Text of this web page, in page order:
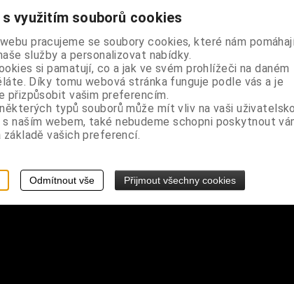
50% polyester
za krkem zdoben hroty stříbrné barvy, dvě svislé
vzorem, po straně zapínání na zip, na sukni dvě
s využitím souborů cookies
pracujeme se soubory cookies, které nám
služby a personalizovat nabídky.
si pamatují, co a jak ve svém prohlížeči na daném
Díky tomu webová stránka funguje podle vás a je
přizpůsobit vašim preferencím.
typů souborů může mít vliv na vaši
naším webem, také nebudeme schopni poskytnout
základě vašich preferencí.
Odmítnout vše Přijmout všechny cookies